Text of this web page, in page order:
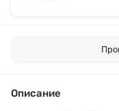
Описание